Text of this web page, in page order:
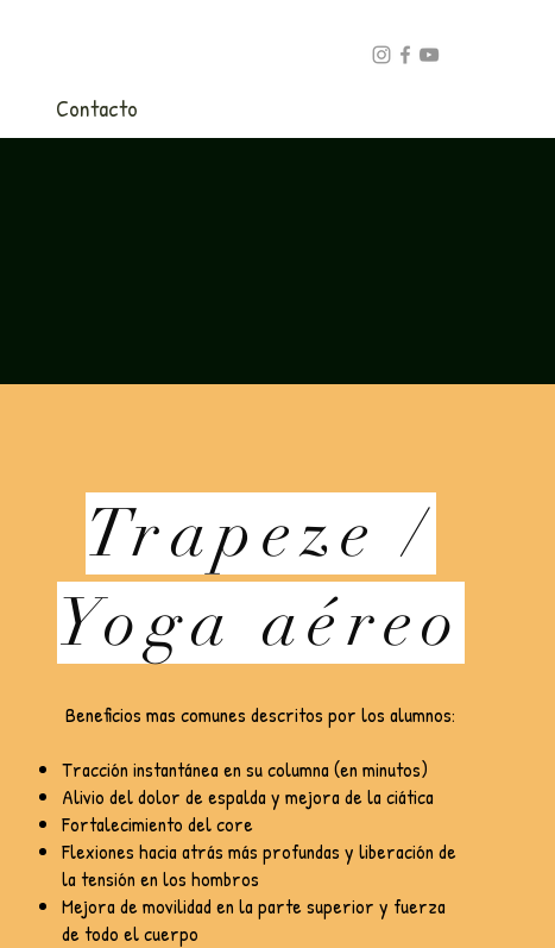
Contacto
Trapeze /
Yoga aéreo
Beneficios mas comunes descritos por los alumnos:
Tracción instantánea en su columna (en minutos)
Alivio del dolor de espalda y mejora de la ciática
Fortalecimiento del core
Flexiones hacia atrás más profundas y liberación de
la tensión en los hombros
Mejora de movilidad en la parte superior y fuerza
de todo el cuerpo